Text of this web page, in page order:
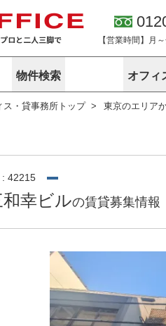
【営業時間】月
物件検索
ら探す
りから探す
場を参考に探す
ら探す
物件特集
ア・レンタルオフィス
チャルオフィス
のクリニックを探す
神
路線
地図
神奈
オフィ
サ
ス探しノウハウ
ア
無
企業情報
オ
アットクリニック
ス・貸事務所トップ 東京のエリア
: 42215
和幸ビルの賃貸募集情報